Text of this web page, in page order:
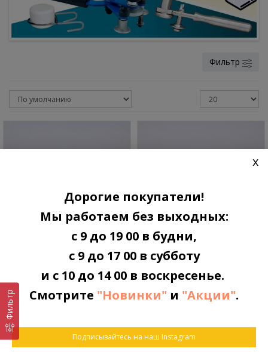
Фильтр
Фильтр
Крышка-дозатор
зеленая
1.82 руб.
Крышка-дозатор
красная
1.82 руб.
x
Дорогие покупатели!
Мы работаем без выходных:
с 9 до 19 00 в будни,
с 9 до 17 00 в субботу
и с 10 до 14 00 в воскресенье.
Смотрите "Новинки" и "Акции".
Подписывайтесь на наш Instagram